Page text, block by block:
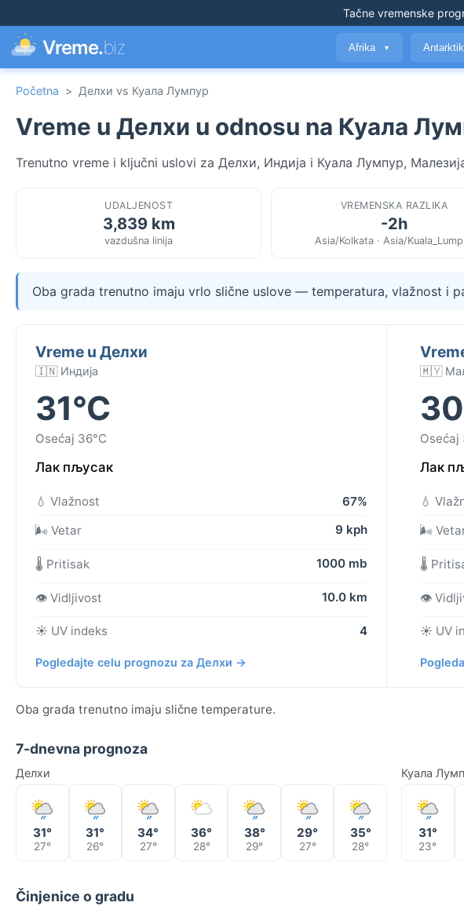
Tačne vremenske
Vreme.biz Afrika ▼ Antarktik
Početna > Делхи vs Куала Лумпур
Vreme u Делхи u odnosu na Куала
Trenutno vreme i ključni uslovi za Делхи, Индија i Куала Лумпур,
UDALJENOST
3,839 km
vazdušna linija
VREMENSKA RAZLIKA
-2h
Asia/Kolkata · Asia/
Oba grada trenutno imaju vrlo slične uslove — temperatura, vlažnost i
Vreme u Делхи
🇮🇳 Индија
31°C
Osećaj 36°C
Лак пљусак
💧 Vlažnost
67%
🌬️ Vetar
9 kph
🌡️ Pritisak 1000 mb
👁️ Vidljivost 10.0 km
☀️ UV indeks 4
Pogledajte celu prognozu za Делхи →
🇲🇾
Osećaj
Лак
💧
🌬️
🌡️
👁️
☀️ UV
Oba grada trenutno imaju slične temperature.
7-dnevna prognoza
Делхи
31°
27°
31°
26°
34°
27°
36°
28°
38°
29°
29°
27°
35°
28°
Куала
31°
23°
Činjenice o gradu